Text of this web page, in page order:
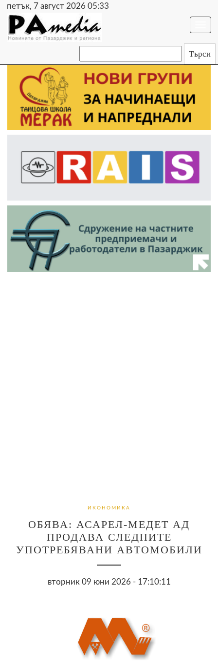
петък, 7 август 2026 05:33
ИКОНОМИКА
ОБЯВА: АСАРЕЛ-МЕДЕТ АД
ПРОДАВА СЛЕДНИТЕ
УПОТРЕБЯВАНИ АВТОМОБИЛИ
вторник 09 юни 2026 - 17:10:11